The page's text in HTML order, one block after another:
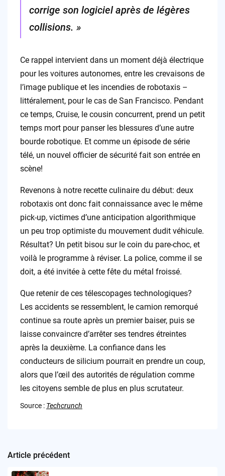
corrige son logiciel après de légères
collisions. »
Ce rappel intervient dans un moment déjà électrique
pour les voitures autonomes, entre les crevaisons de
l’image publique et les incendies de robotaxis –
littéralement, pour le cas de San Francisco. Pendant
ce temps, Cruise, le cousin concurrent, prend un petit
temps mort pour panser les blessures d’une autre
bourde robotique. Et comme un épisode de série
télé, un nouvel officier de sécurité fait son entrée en
scène!
Revenons à notre recette culinaire du début: deux
robotaxis ont donc fait connaissance avec le même
pick-up, victimes d’une anticipation algorithmique
un peu trop optimiste du mouvement dudit véhicule.
Résultat? Un petit bisou sur le coin du pare-choc, et
voilà le programme à réviser. La police, comme il se
doit, a été invitée à cette fête du métal froissé.
Que retenir de ces télescopages technologiques?
Les accidents se ressemblent, le camion remorqué
continue sa route après un premier baiser, puis se
laisse convaincre d’arrêter ses tendres étreintes
après la deuxième. La confiance dans les
conducteurs de silicium pourrait en prendre un coup,
alors que l’œil des autorités de régulation comme
les citoyens semble de plus en plus scrutateur.
Source : Techcrunch
Post
Article précédent